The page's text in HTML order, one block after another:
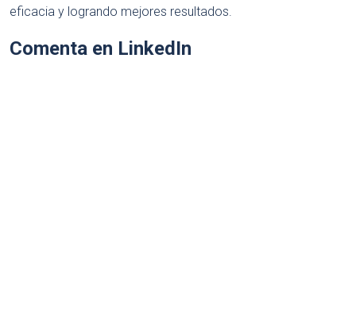
eficacia y logrando mejores resultados.
Comenta en LinkedIn